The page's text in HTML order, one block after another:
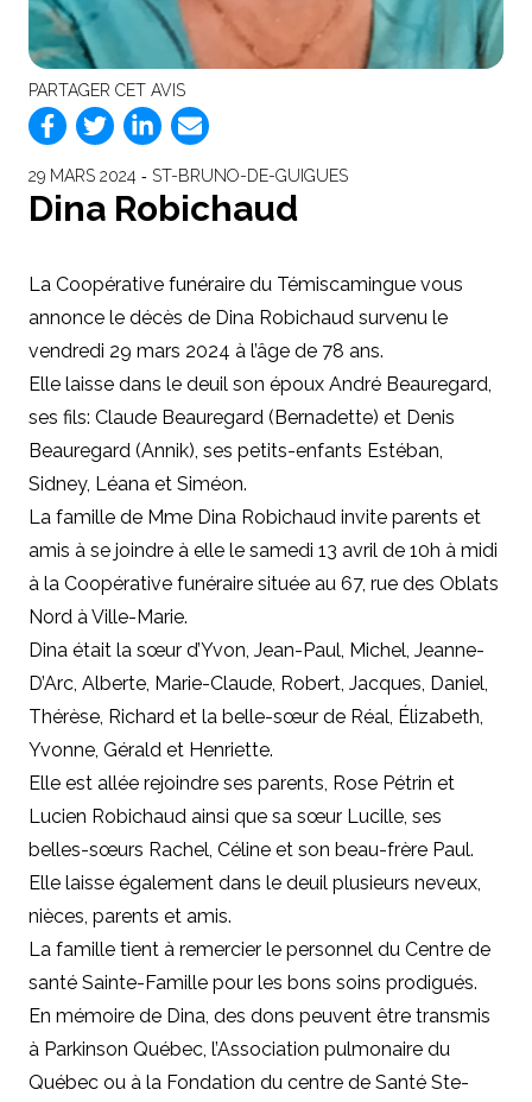
PARTAGER CET AVIS
29 MARS 2024 ‐ ST-BRUNO-DE-GUIGUES
Dina Robichaud
La Coopérative funéraire du Témiscamingue vous
annonce le décès de Dina Robichaud survenu le
vendredi 29 mars 2024 à l’âge de 78 ans.
Elle laisse dans le deuil son époux André Beauregard,
ses fils: Claude Beauregard (Bernadette) et Denis
Beauregard (Annik), ses petits-enfants Estéban,
Sidney, Léana et Siméon.
La famille de Mme Dina Robichaud invite parents et
amis à se joindre à elle le samedi 13 avril de 10h à midi
à la Coopérative funéraire située au 67, rue des Oblats
Nord à Ville-Marie.
Dina était la sœur d’Yvon, Jean-Paul, Michel, Jeanne-
D’Arc, Alberte, Marie-Claude, Robert, Jacques, Daniel,
Thérèse, Richard et la belle-sœur de Réal, Élizabeth,
Yvonne, Gérald et Henriette.
Elle est allée rejoindre ses parents, Rose Pétrin et
Lucien Robichaud ainsi que sa sœur Lucille, ses
belles-sœurs Rachel, Céline et son beau-frère Paul.
Elle laisse également dans le deuil plusieurs neveux,
nièces, parents et amis.
La famille tient à remercier le personnel du Centre de
santé Sainte-Famille pour les bons soins prodigués.
En mémoire de Dina, des dons peuvent être transmis
à Parkinson Québec, l’Association pulmonaire du
Québec ou à la Fondation du centre de Santé Ste-